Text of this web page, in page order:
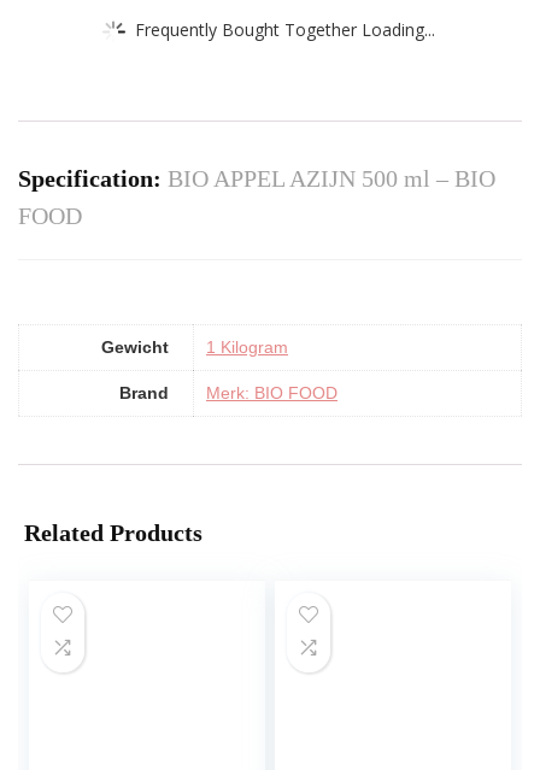
Frequently Bought Together Loading...
Specification: BIO APPEL AZIJN 500 ml – BIO
FOOD
Gewicht ‎1 Kilogram
Brand Merk: BIO FOOD
Related Products